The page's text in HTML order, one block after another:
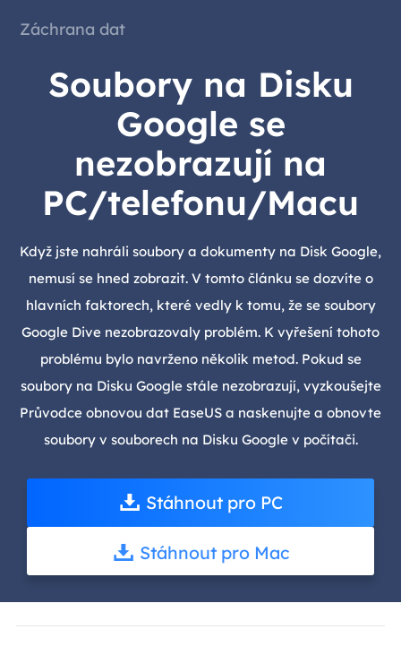
Záchrana dat
Soubory na Disku
Google se
nezobrazují na
PC/telefonu/Macu
Když jste nahráli soubory a dokumenty na Disk Google,
nemusí se hned zobrazit. V tomto článku se dozvíte o
hlavních faktorech, které vedly k tomu, že se soubory
Google Dive nezobrazovaly problém. K vyřešení tohoto
problému bylo navrženo několik metod. Pokud se
soubory na Disku Google stále nezobrazují, vyzkoušejte
Průvodce obnovou dat EaseUS a naskenujte a obnovte
soubory v souborech na Disku Google v počítači.
Stáhnout pro PC
Stáhnout pro Mac